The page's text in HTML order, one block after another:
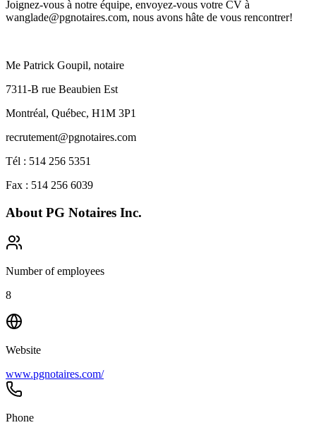
Joignez-vous à notre équipe, envoyez-vous votre CV à
wanglade@pgnotaires.com, nous avons hâte de vous rencontrer!
Me Patrick Goupil, notaire
7311-B rue Beaubien Est
Montréal, Québec, H1M 3P1
recrutement@pgnotaires.com
Tél : 514 256 5351
Fax : 514 256 6039
About PG Notaires Inc.
Number of employees
8
Website
www.pgnotaires.com/
Phone